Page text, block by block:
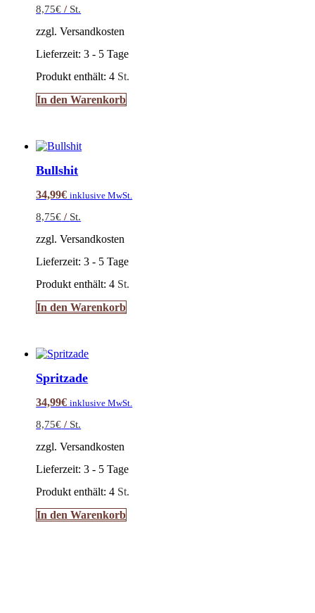
8,75€ / St.
zzgl. Versandkosten
Lieferzeit:3 - 5 Tage
Produkt enthält: 4 St.
In den Warenkorb
Bullshit
34,99€ inklusive MwSt.
8,75€ / St.
zzgl. Versandkosten
Lieferzeit:3 - 5 Tage
Produkt enthält: 4 St.
In den Warenkorb
Spritzade
34,99€ inklusive MwSt.
8,75€ / St.
zzgl. Versandkosten
Lieferzeit:3 - 5 Tage
Produkt enthält: 4 St.
In den Warenkorb